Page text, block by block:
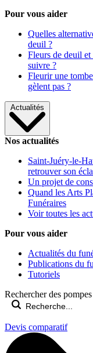
Pour vous aider
Quelles
deuil ?
Fleurs de deuil et
suivre ?
Fleurir une
gèlent pas ?
Actualités
Nos actualités
Saint-Juéry-le-
retrouver son
Un projet de
Quand les Arts
Funéraires
Voir toutes les
Pour vous aider
Actualités du
Publications du
Tutoriels
Rechercher des
Devis comparatif